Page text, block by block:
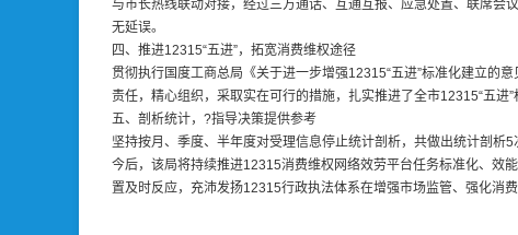
与市长热线联动对接，经过三方通话、互通互报、应急处置、联席
无延误。
四、推进12315“五进”，拓宽消费维权途径
贯彻执行国度工商总局《关于进一步增强12315“五进”标准化建立的
责任，精心组织，采取实在可行的措施，扎实推进了全市12315“五进
五、剖析统计，?指导决策提供参考
坚持按月、季度、半年度对受理信息停止统计剖析，共做出统计剖析
今后，该局将持续推进12315消费维权网络效劳平台任务标准化、效
置及时反应，充沛发扬12315行政执法体系在增强市场监管、强化消